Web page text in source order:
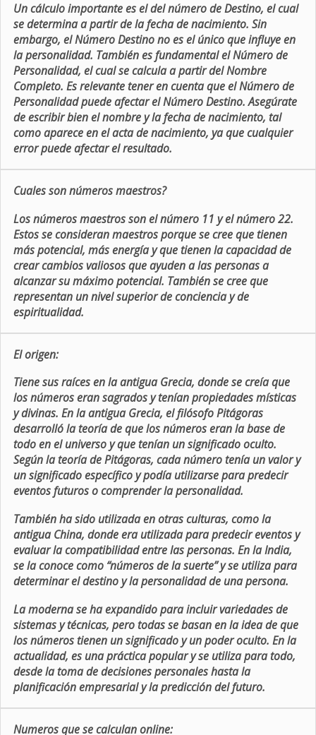
Un cálculo importante es el del número de Destino, el cual
se determina a partir de la fecha de nacimiento. Sin
embargo, el Número Destino no es el único que influye en
la personalidad. También es fundamental el Número de
Personalidad, el cual se calcula a partir del Nombre
Completo. Es relevante tener en cuenta que el Número de
Personalidad puede afectar el Número Destino. Asegúrate
de escribir bien el nombre y la fecha de nacimiento, tal
como aparece en el acta de nacimiento, ya que cualquier
error puede afectar el resultado.
Cuales son números maestros?
Los números maestros son el número 11 y el número 22.
Estos se consideran maestros porque se cree que tienen
más potencial, más energía y que tienen la capacidad de
crear cambios valiosos que ayuden a las personas a
alcanzar su máximo potencial. También se cree que
representan un nivel superior de conciencia y de
espiritualidad.
El origen:
Tiene sus raíces en la antigua Grecia, donde se creía que
los números eran sagrados y tenían propiedades místicas
y divinas. En la antigua Grecia, el filósofo Pitágoras
desarrolló la teoría de que los números eran la base de
todo en el universo y que tenían un significado oculto.
Según la teoría de Pitágoras, cada número tenía un valor y
un significado específico y podía utilizarse para predecir
eventos futuros o comprender la personalidad.
También ha sido utilizada en otras culturas, como la
antigua China, donde era utilizada para predecir eventos y
evaluar la compatibilidad entre las personas. En la India,
se la conoce como “números de la suerte” y se utiliza para
determinar el destino y la personalidad de una persona.
La moderna se ha expandido para incluir variedades de
sistemas y técnicas, pero todas se basan en la idea de que
los números tienen un significado y un poder oculto. En la
actualidad, es una práctica popular y se utiliza para todo,
desde la toma de decisiones personales hasta la
planificación empresarial y la predicción del futuro.
Numeros que se calculan online: